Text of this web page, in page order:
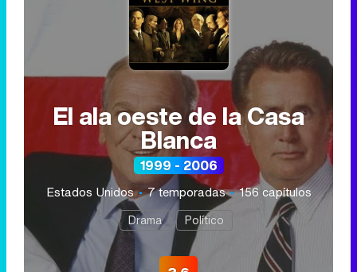
El ala oeste de la Casa
Blanca
1999 - 2006
Estados Unidos 7 temporadas 156 capítulos
Drama Político